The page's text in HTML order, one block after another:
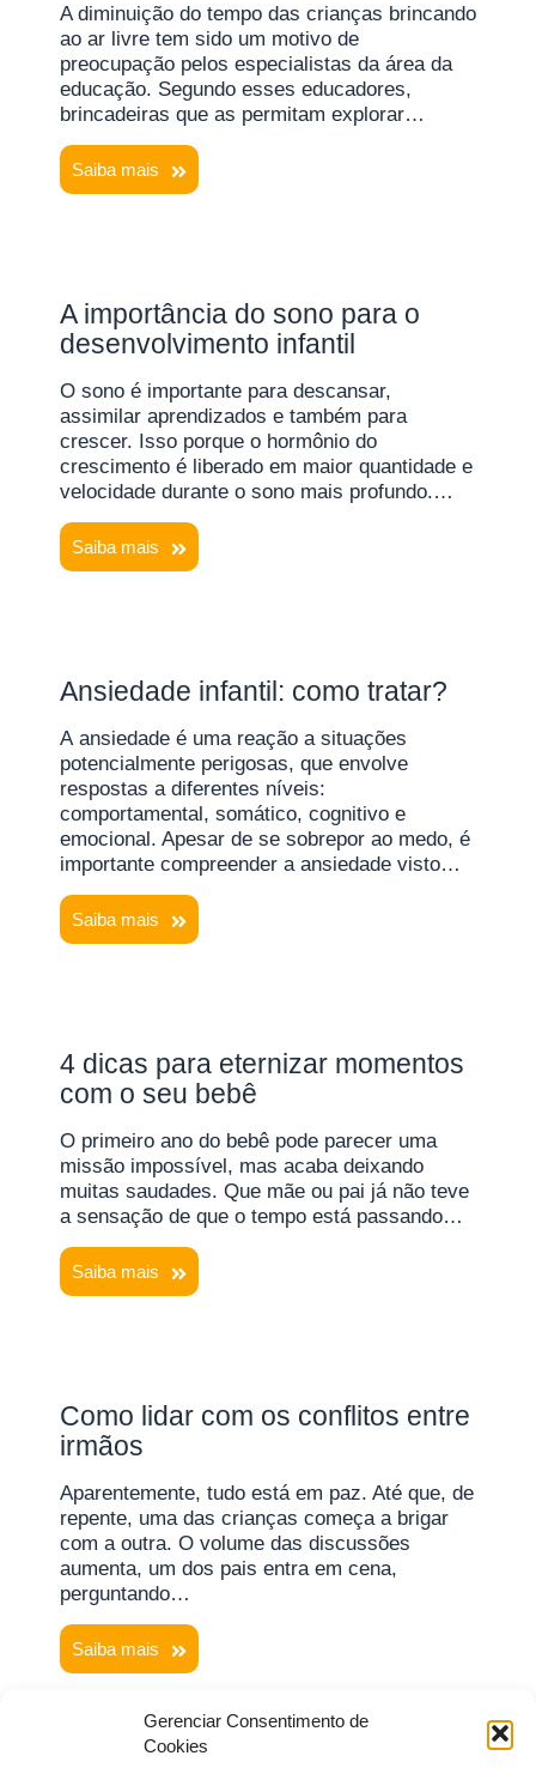
Gerenciar Consentimento de
Cookies
A diminuição do tempo das crianças brincando
ao ar livre tem sido um motivo de
preocupação pelos especialistas da área da
educação. Segundo esses educadores,
brincadeiras que as permitam explorar…
Saiba mais
A importância do sono para o
desenvolvimento infantil
O sono é importante para descansar,
assimilar aprendizados e também para
crescer. Isso porque o hormônio do
crescimento é liberado em maior quantidade e
velocidade durante o sono mais profundo.…
Saiba mais
Ansiedade infantil: como tratar?
A ansiedade é uma reação a situações
potencialmente perigosas, que envolve
respostas a diferentes níveis:
comportamental, somático, cognitivo e
emocional. Apesar de se sobrepor ao medo, é
importante compreender a ansiedade visto…
Saiba mais
4 dicas para eternizar momentos
com o seu bebê
O primeiro ano do bebê pode parecer uma
missão impossível, mas acaba deixando
muitas saudades. Que mãe ou pai já não teve
a sensação de que o tempo está passando…
Saiba mais
Como lidar com os conflitos entre
irmãos
Aparentemente, tudo está em paz. Até que, de
repente, uma das crianças começa a brigar
com a outra. O volume das discussões
aumenta, um dos pais entra em cena,
perguntando…
Saiba mais